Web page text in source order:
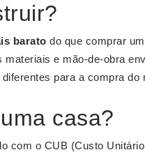
barato do que comprar
materiais e mão-de-obra
para a compra do
casa?
com o CUB (Custo